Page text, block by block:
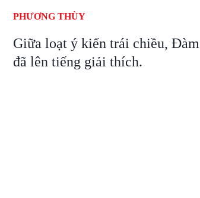
PHƯƠNG THÙY
Giữa loạt ý kiến trái chiều,
đã lên tiếng giải thích.